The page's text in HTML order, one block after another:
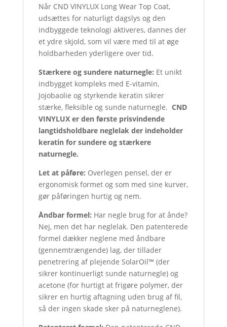
Når CND VINYLUX Long Wear Top Coat,
udsættes for naturligt dagslys og den
indbyggede teknologi aktiveres, dannes der
et ydre skjold, som vil være med til at øge
holdbarheden yderligere over tid.
Stærkere og sundere naturnegle: Et unikt
indbygget kompleks med E-vitamin,
Jojobaolie og styrkende keratin sikrer
stærke, fleksible og sunde naturnegle. CND
VINYLUX er den første prisvindende
langtidsholdbare neglelak der indeholder
keratin for sundere og stærkere
naturnegle.
Let at påføre: Overlegen pensel, der er
ergonomisk formet og som med sine kurver,
gør påføringen hurtig og nem.
Åndbar formel: Har negle brug for at ånde?
Nej, men det har neglelak. Den patenterede
formel dækker neglene med åndbare
(gennemtrængende) lag, der tillader
penetrering af plejende SolarOil™ (der
sikrer kontinuerligt sunde naturnegle) og
acetone (for hurtigt at frigøre polymer, der
sikrer en hurtig aftagning uden brug af fil,
så der ingen skade sker på naturneglene).